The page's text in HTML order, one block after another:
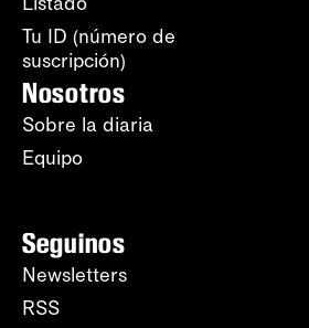
Tu ID (número de
suscripción)
Nosotros
Sobre la diaria
Equipo
Seguinos
Newsletters
RSS